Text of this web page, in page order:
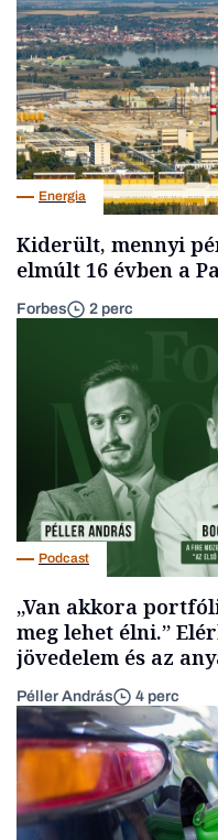
Energia
Kiderült, mennyi
elmúlt 16 évben a
Forbes 2 perc
Podcast
„Van akkora
meg lehet élni.”
jövedelem és az
Péller András 4 perc